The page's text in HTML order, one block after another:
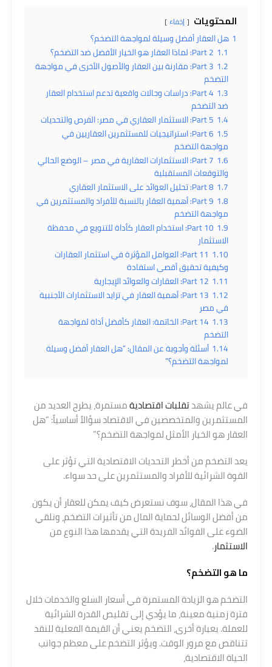
المحتويات إخفاء
1 هل العقار أفضل وسيلة لمواجهة التضخم؟
1.1 Part 2: لماذا العقار هو الخيار الأفضل ضد التضخم؟
1.2
Part 3: مقارنة بين العقار والأصول الأخرى في مواجهة
التضخم
1.3
Part 4: دراسات وحالات واقعية تدعم استخدام العقار
ضد التضخم
1.4 Part 5: الاستثمار العقاري في مصر: الفرص والتحديات
1.5
Part 6: استراتيجيات للمستثمرين العقاريين في
مواجهة التضخم
1.6
Part 7: الاستثمارات العقارية في مصر – الوضع الحالي
والتوقعات المستقبلية
1.7 Part 8: تحليل العوائد على الاستثمار العقاري
1.8
Part 9: أهمية العقار بالنسبة للأفراد والمستثمرين في
مواجهة التضخم
1.9
Part 10: استخدام العقار كأداة للتنويع في محفظة
الاستثمار
1.10
Part 11: العوامل المؤثرة في استثمار العقارات
وكيفية تحقيق أقصى استفادة
1.11 Part 12: العقارات والعوائد الإيجارية
1.12
Part 13: أهمية العقار في تزايد الاستثمارات الأجنبية
في مصر
1.13
Part 14: الخاتمة: العقار كأفضل أداة لمواجهة
التضخم
1.14 أسئلة وأجوبة عن المقال: “هل العقار أفضل وسيلة
لمواجهة التضخم؟”
في عالم يشهدتقلبات اقتصاديةمستمرة، يطرح العديد من
المستثمرين والمتخصصين في الاقتصاد سؤالاً أساسياً: “هل
العقار هو الخيار الأمثل لمواجهة التضخم؟”
يعد التضخم من أخطر التحديات الاقتصادية التي تؤثر على
القوة الشرائية للأفراد والمستثمرين على حد سواء.
في هذا المقال، سوف نستعرض كيف يمكن للعقار أن يكون
من أفضل الوسائل لحماية المال من تأثيرات التضخم، ونلقي
الضوء على الفوائد الفريدة التي يقدمها هذا النوع من
الاستثمار.
ما هو التضخم؟
التضخم هو الزيادة المستمرة في أسعار السلع والخدمات خلال
فترة زمنية معينة، ما يؤدي إلى تقليص القدرة الشرائية
للعملة. بعبارة أخرى، التضخم يعني أن القيمة الفعلية للنقد
تتناقص مع مرور الوقت. ويؤثر التضخم على معظم جوانب
الحياة الاقتصادية،